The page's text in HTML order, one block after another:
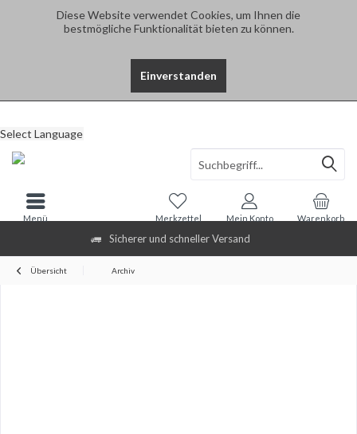
Diese Website verwendet Cookies, um Ihnen die
bestmögliche Funktionalität bieten zu können.
Einverstanden
Sicherer und schneller Versand
Select Language
Warenkorb
Merkzettel Mein Konto
Menü
Übersicht Archiv